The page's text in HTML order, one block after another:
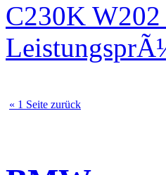
C230K
« 1 Seite zurück